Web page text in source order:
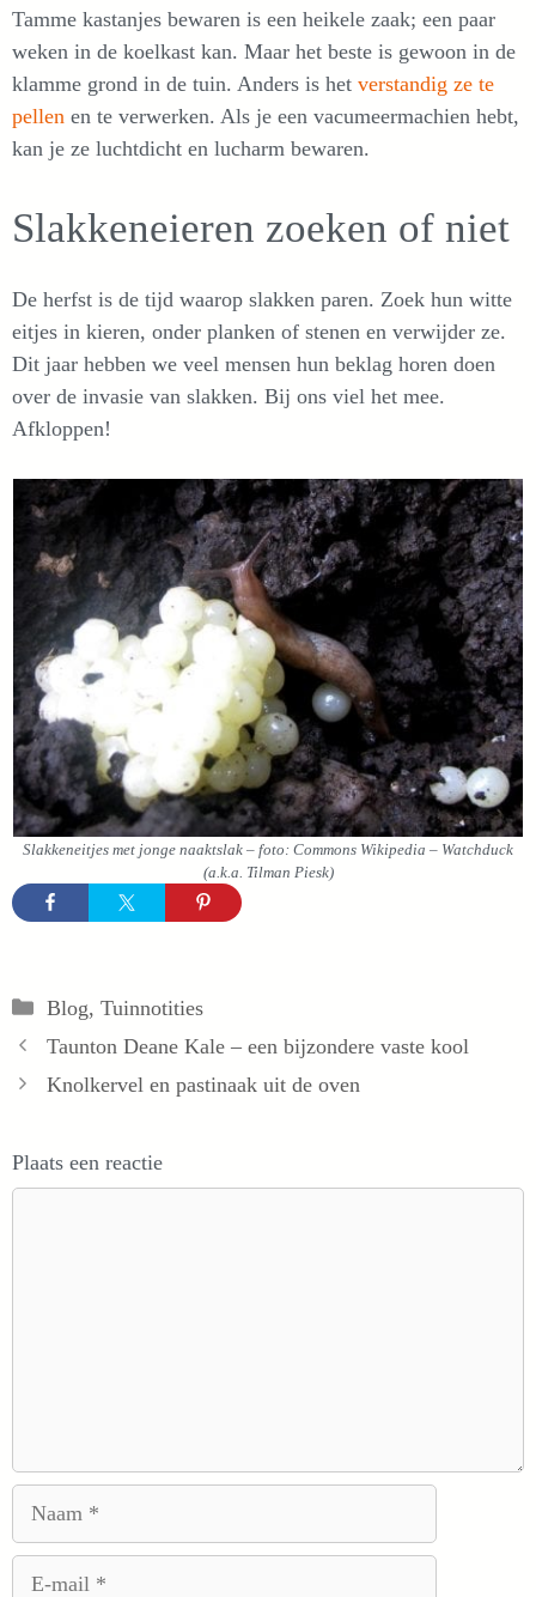
Tamme kastanjes bewaren is een heikele zaak; een paar
weken in de koelkast kan. Maar het beste is gewoon in de
klamme grond in de tuin. Anders is het verstandig ze te
pellen en te verwerken. Als je een vacumeermachien hebt,
kan je ze luchtdicht en lucharm bewaren.
Slakkeneieren zoeken of niet
De herfst is de tijd waarop slakken paren. Zoek hun witte
eitjes in kieren, onder planken of stenen en verwijder ze.
Dit jaar hebben we veel mensen hun beklag horen doen
over de invasie van slakken. Bij ons viel het mee.
Afkloppen!
Slakkeneitjes met jonge naaktslak – foto: Commons Wikipedia – Watchduck
(a.k.a. Tilman Piesk)
Categorieën
Blog, Tuinnotities
Taunton Deane Kale – een bijzondere vaste kool
Knolkervel en pastinaak uit de oven
Plaats een reactie